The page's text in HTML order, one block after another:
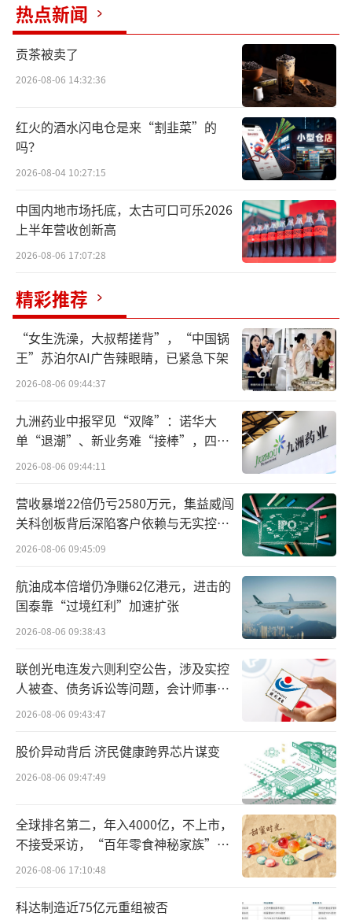
前9个月，九号公司两轮电动车（以下简
称“九号电动车”）销量为213.47万台，同比
增长86.08%。小牛电动销量为69.77万辆，不
销量曾经碾压九号电动的小牛电动，已被
甩开几条街。
2022年以来，小牛电动持续亏损。降价换
量，前三季度，公司每卖一辆亏约173元。
小牛电动标榜传播科技，但在今年前9个
月，研发投入不到亿元。
近两个月，小牛电动股价下跌了近50%，
市值仅剩1.37亿美元。
头顶“两轮特斯拉”“电动车界爱马
仕”光环的小牛电动，牛气不再。
以价换量仍遭九号碾压
曾经领先的小牛电动，已被九号电动远远
地抛在身后。
今年第三季度，小牛电动销量为31.24万
辆，同比增长17.48%。其中，国内市场、国际
市场销量分别为25.91万辆、5.33万辆，同比增
长12.43%、50.31%。
与自身相比，小牛电动销量表现较为出
色。但与九号电动相比，就差远了。第三季
度，九号电动销量为93.76万辆，同比增长53.7
0%。
今年一、二季度，小牛电动的销量分别为1
2.91万辆、25.62万辆，同比增长36.8%、20.
8%。其中，国内市场销量分别为11.01万辆、2
0.76万辆，同比增长35.1%、16.2%；国际市场
6%、45.4%。
热点新闻
贡茶被卖了
2026-08-06 14:32:36
红火的酒水闪电仓是来“割韭菜”的
吗？
2026-08-04 10:27:15
中国内地市场托底，太古可口可乐2026
上半年营收创新高
2026-08-06 17:07:28
精彩推荐
“女生洗澡，大叔帮搓背”，“中国锅
王”苏泊尔AI广告辣眼睛，已紧急下架
2026-08-06 09:44:37
九洲药业中报罕见“双降”：诺华大
单“退潮”、新业务难“接棒”，四大
难关待闯
2026-08-06 09:44:11
营收暴增22倍仍亏2580万元，集益威闯
关科创板背后深陷客户依赖与无实控人
困局
2026-08-06 09:45:09
航油成本倍增仍净赚62亿港元，进击的
国泰靠“过境红利”加速扩张
2026-08-06 09:38:43
联创光电连发六则利空公告，涉及实控
人被查、债务诉讼等问题，会计师事务
所曾出具“保留意见”
2026-08-06 09:43:47
股价异动背后 济民健康跨界芯片谋变
2026-08-06 09:47:49
全球排名第二，年入4000亿，不上市，
不接受采访，“百年零食神秘家族”浮
出水面？
2026-08-06 17:10:48
科达制造近75亿元重组被否